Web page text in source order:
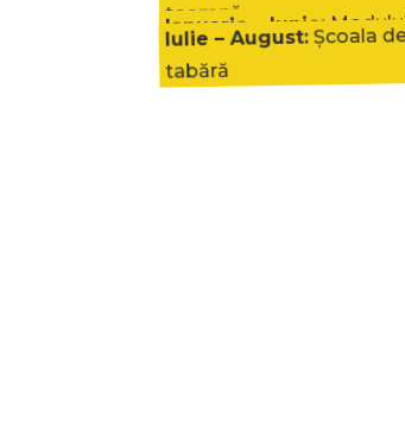
toamnă
Ianuarie – Iunie:
Iulie – August:Școala
tabără